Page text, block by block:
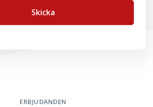
Skicka
ERBJUDANDEN